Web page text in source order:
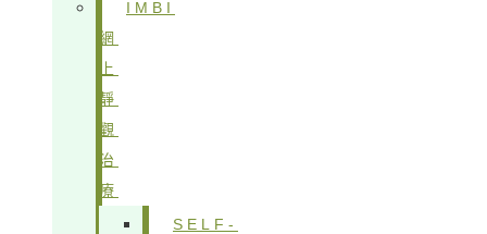
IMBI
網
上
靜
觀
治
療
SELF-